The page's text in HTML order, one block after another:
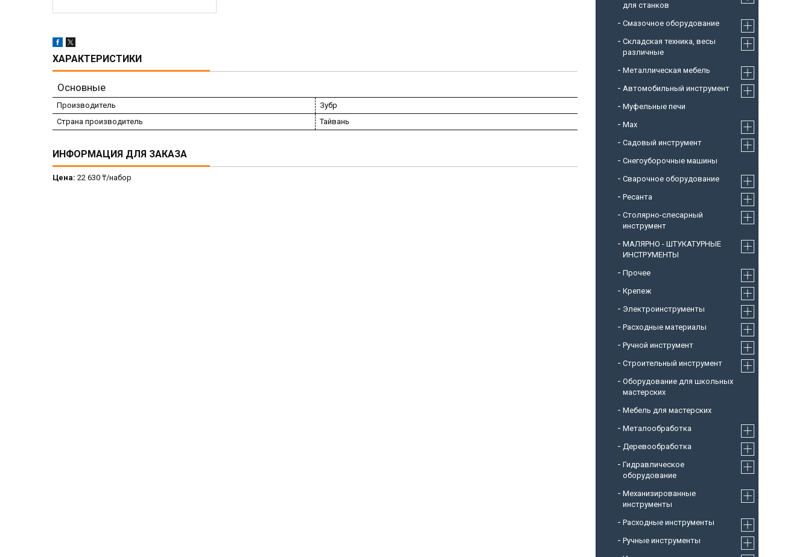
ХАРАКТЕРИСТИКИ
Основные
Производитель
Зубр
Страна производитель
Тайвань
ИНФОРМАЦИЯ ДЛЯ ЗАКАЗА
Цена: 22 630 ₸/набор
для станков
Смазочное оборудование
Складская техника, весы
различные
Металлическая мебель
Автомобильный инструмент
Муфельные печи
Max
Садовый инструмент
Снегоуборочные машины
Cварочное оборудование
Ресанта
Столярно-слесарный
инструмент
МАЛЯРНО - ШТУКАТУРНЫЕ
ИНСТРУМЕНТЫ
Прочее
Крепеж
Электроинструменты
Расходные материалы
Ручной инструмент
Строительный инструмент
Оборудование для школьных
мастерских
Мебель для мастерских
Металообработка
Деревообработка
Гидравлическое
оборудование
Механизированные
инструменты
Расходные инструменты
Ручные инструменты